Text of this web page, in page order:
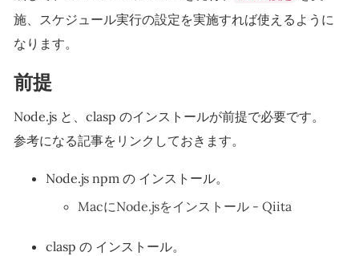
施、スケジュール実行の設定を実施すれば使えるように
なります。
前提
Node.js と、clasp のインストールが前提で必要です。
参考になる記事をリンクしておきます。
Node.js npm の インストール。
MacにNode.jsをインストール - Qiita
clasp の インストール。